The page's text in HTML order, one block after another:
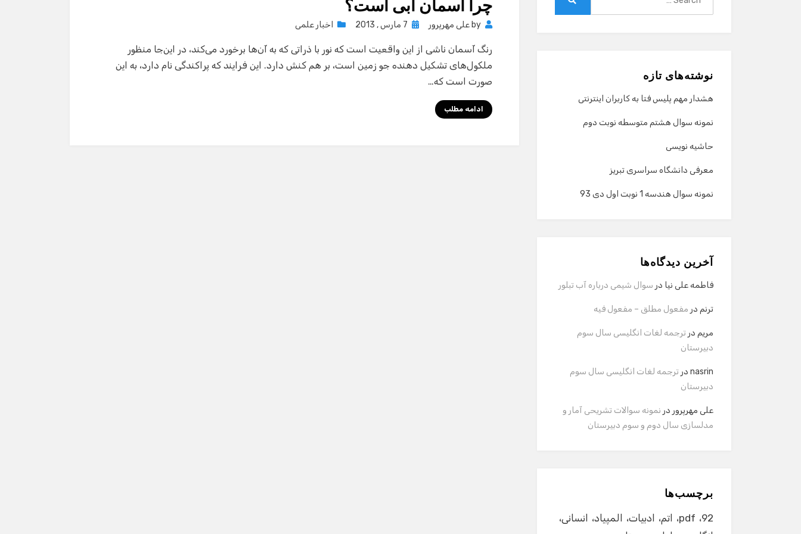
چرا آسمان آبی است؟
by علی مهرپرور
Posted
7 مارس , 2013 اخبار علمی
رنگ آسمان ناشی از این واقعیت است که نور با ذراتی که به آن‌ها برخورد می‌کند، در این‌جا منظور
ملکول‌های تشکیل دهنده جو زمین است، بر هم کنش دارد. این فرایند که پراکندگی نام دارد، به این
صورت است که…
ادامه مطلب
نوشته‌های تازه
هشدار مهم پلیس فتا به کاربران اینترنتی
نمونه سوال هشتم متوسطه نوبت دوم
حاشیه نویسی
معرفی دانشگاه سراسری تبریز
نمونه سوال هندسه 1 نوبت اول دی 93
آخرین دیدگاه‌ها
فاطمه علی نیا در سوال شیمی درباره آب تبلور
ترنم در مفعول مطلق – مفعول فیه
مریم در ترجمه لغات انگلیسی سال سوم
دبیرستان
nasrin در ترجمه لغات انگلیسی سال سوم
دبیرستان
علی مهرپرور در نمونه سوالات تشریحی آمار و
مدلسازی سال دوم و سوم دبیرستان
برچسب‌ها
92
pdf اتم ادبیات المپیاد
انسانی